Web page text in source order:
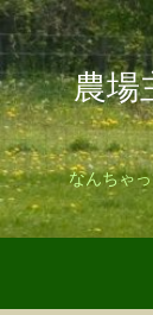
農場
なんちゃ